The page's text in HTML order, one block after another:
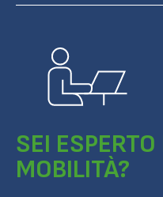
SEI
MOBILITÀ?